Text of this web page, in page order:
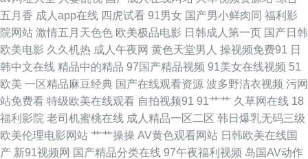
日韩蜜桃 嫩草影院 花蝴蝶高清视频免费播放 欧美成人和谐 免费不卡地肏屄
片 久久久久久久久久久久免费 无人区国语百度影音 91福利是看爽片 91av直
播 97超碰在线人妻 91福利视频在线观看 18艹 香蕉毛片视频 日本动漫网 欧
洲精品www 九九久久 aa午夜 91看片下載 无人区免费观看高清完整版 91久
久精品无码 91东京热一区 91黄色看片软件 天天综合视频 免费一级 色色自拍
五月香 成人app在线 四虎试看 91男女 国产男小鲜肉同 福利影
院网站 激情五月天色色 欧美极品电影 日韩成人第一页 国产日韩
欧美电影 久久机热 成人午夜网 黄色天堂男人 操视频免费91 日
韩中文在线 精品中的精品 97国产精品视频 91美女在线视频 51
欧美 一区精品麻豆经典 国产在线观看资源 波多野洁衣视频 污网
站免费看 特级欧美在线观看 自拍视频91 91艹艹 久草网在线 18
福利影院 老司机蜜桃在线 成人精品一区二区 韩日爆乳无码三级
欧美伦理电影网站 艹艹操操 AV黄色观看网站 日韩欧美在线国
产 新91视频网 国产精品分类在线 97午夜福利视频 岛国AV动作